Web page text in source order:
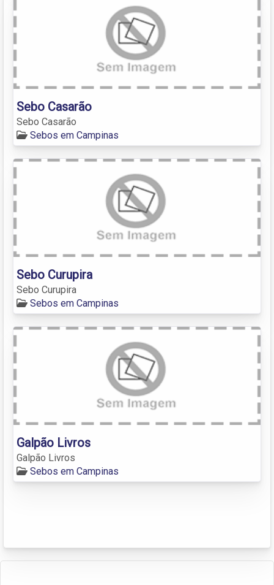
Sebo Casarão
Sebo Casarão
Sebos em Campinas
Sebo Curupira
Sebo Curupira
Sebos em Campinas
Galpão Livros
Galpão Livros
Sebos em Campinas